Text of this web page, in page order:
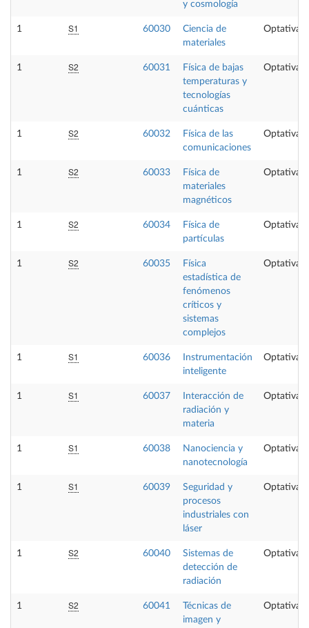
y cosmología
1 S1 60030
Ciencia de
materiales
Optativa
1 S2 60031
Física de bajas
temperaturas y
tecnologías
cuánticas
Optativa
1 S2 60032
Física de las
comunicaciones
Optativa
1 S2 60033
Física de
materiales
magnéticos
Optativa
1 S2 60034
Física de
partículas
Optativa
1 S2 60035
Física
estadística de
fenómenos
críticos y
sistemas
complejos
Optativa
1 S1 60036
Instrumentación
inteligente
Optativa
1 S1 60037
Interacción de
radiación y
materia
Optativa
1 S1 60038
Nanociencia y
nanotecnología
Optativa
1 S1 60039
Seguridad y
procesos
industriales con
láser
Optativa
1 S2 60040
Sistemas de
detección de
radiación
Optativa
1 S2 60041
Técnicas de
imagen y
Optativa